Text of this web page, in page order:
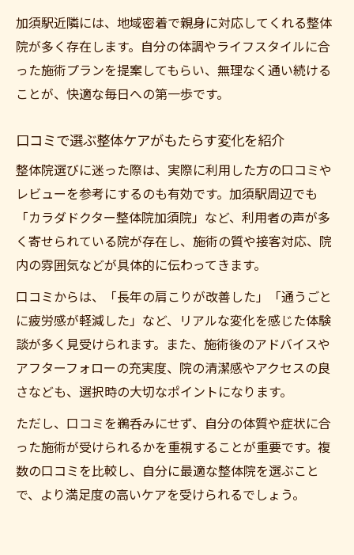
加須駅近隣には、地域密着で親身に対応してくれる整体
院が多く存在します。自分の体調やライフスタイルに合
った施術プランを提案してもらい、無理なく通い続ける
ことが、快適な毎日への第一歩です。
口コミで選ぶ整体ケアがもたらす変化を紹介
整体院選びに迷った際は、実際に利用した方の口コミや
レビューを参考にするのも有効です。加須駅周辺でも
「カラダドクター整体院加須院」など、利用者の声が多
く寄せられている院が存在し、施術の質や接客対応、院
内の雰囲気などが具体的に伝わってきます。
口コミからは、「長年の肩こりが改善した」「通うごと
に疲労感が軽減した」など、リアルな変化を感じた体験
談が多く見受けられます。また、施術後のアドバイスや
アフターフォローの充実度、院の清潔感やアクセスの良
さなども、選択時の大切なポイントになります。
ただし、口コミを鵜呑みにせず、自分の体質や症状に合
った施術が受けられるかを重視することが重要です。複
数の口コミを比較し、自分に最適な整体院を選ぶこと
で、より満足度の高いケアを受けられるでしょう。